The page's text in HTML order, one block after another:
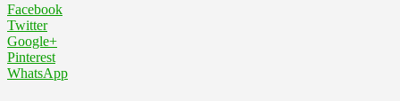
Facebook
Twitter
Google+
Pinterest
WhatsApp